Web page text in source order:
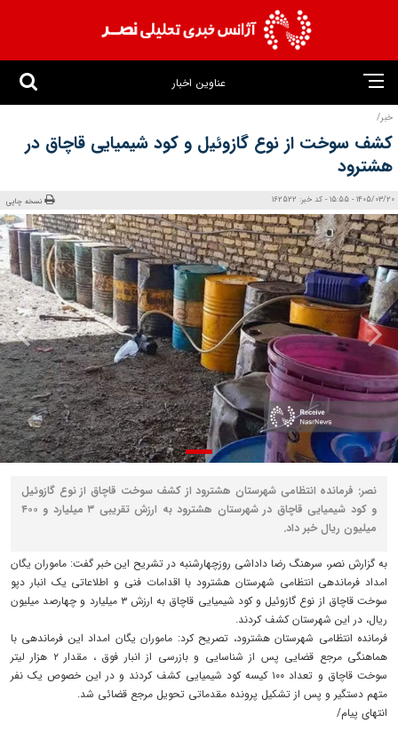
عناوین اخبار
خبر/
کشف سوخت از نوع گازوئیل و کود شیمیایی قاچاق در
هشترود
1405/03/20 - 15:55 - کد خبر: 162522 نسخه چاپی
نصر: فرمانده انتظامی شهرستان هشترود از کشف سوخت قاچاق از نوع گازوئیل
و کود شیمیایی قاچاق در شهرستان هشترود به ارزش تقریبی ۳ میلیارد و ۴۰۰
میلیون ریال خبر داد.
به گزارش نصر، سرهنگ رضا داداشی روزچهارشنبه در تشریح این خبر گفت: ماموران یگان
امداد فرماندهی انتظامی شهرستان هشترود با اقدامات فنی و اطلاعاتی یک انبار دپو
سوخت قاچاق از نوع گازوئیل و کود شیمیایی قاچاق به ارزش ۳ میلیارد و چهارصد میلیون
ریال، در این شهرستان کشف کردند.
فرمانده انتظامی شهرستان هشترود، تصریح کرد: ماموران یگان امداد این فرماندهی با
هماهنگی مرجع قضایی پس از شناسایی و بازرسی از انبار فوق ، مقدار ۲ هزار لیتر
سوخت قاچاق و تعداد ۱۰۰ کیسه کود شیمیایی کشف کردند و در این خصوص یک نفر
متهم دستگیر و پس از تشکیل پرونده مقدماتی تحویل مرجع قضائی شد.
انتهای پیام/